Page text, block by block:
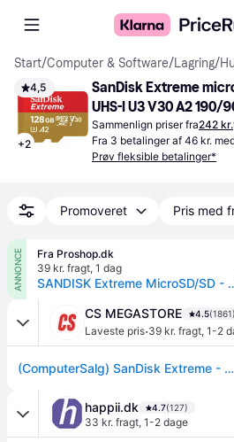
Start/Computer & Software/Lagring/
4,5
+2
SanDisk Extreme
UHS-I U3 V30 A2 190/
Adapter
Sammenlign priser fra242 kr.
Fra 3 betalinger af 46 kr.
Prøv fleksible betalinger*
Promoveret Pris med
ANNONCE
Fra Proshop.dk
39 kr. fragt, 1 dag
SANDISK
CS MEGASTORE 4.5(1861)
Laveste pris·39 kr. fragt, 1-2
(ComputerSalg) SanDisk Extreme - Flashhukommelseskort (microSDXC til SD adapter inkluderet) - 128 GB - A2 / Video Class V30 / UHS-I U3 / Class10 - microSDXC UHS-I
happii.dk 4.7(127)
33 kr. fragt, 1-2 dage